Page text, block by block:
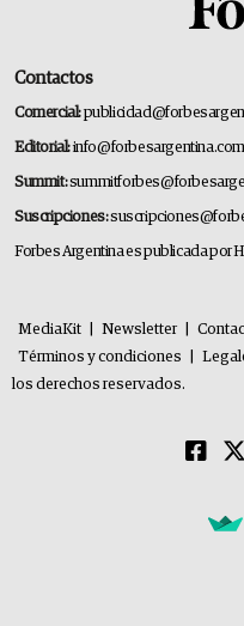
Contactos
Comercial:
Editorial:info@forbesargentina.com
Summit:
Suscripciones:
Forbes Argentina es publicada por
MediaKit Newsletter
Términos y condiciones
los derechos reservados.